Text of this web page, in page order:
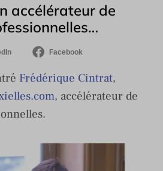
accélérateur de
Facebook
Frédérique Cintrat,
, accélérateur de